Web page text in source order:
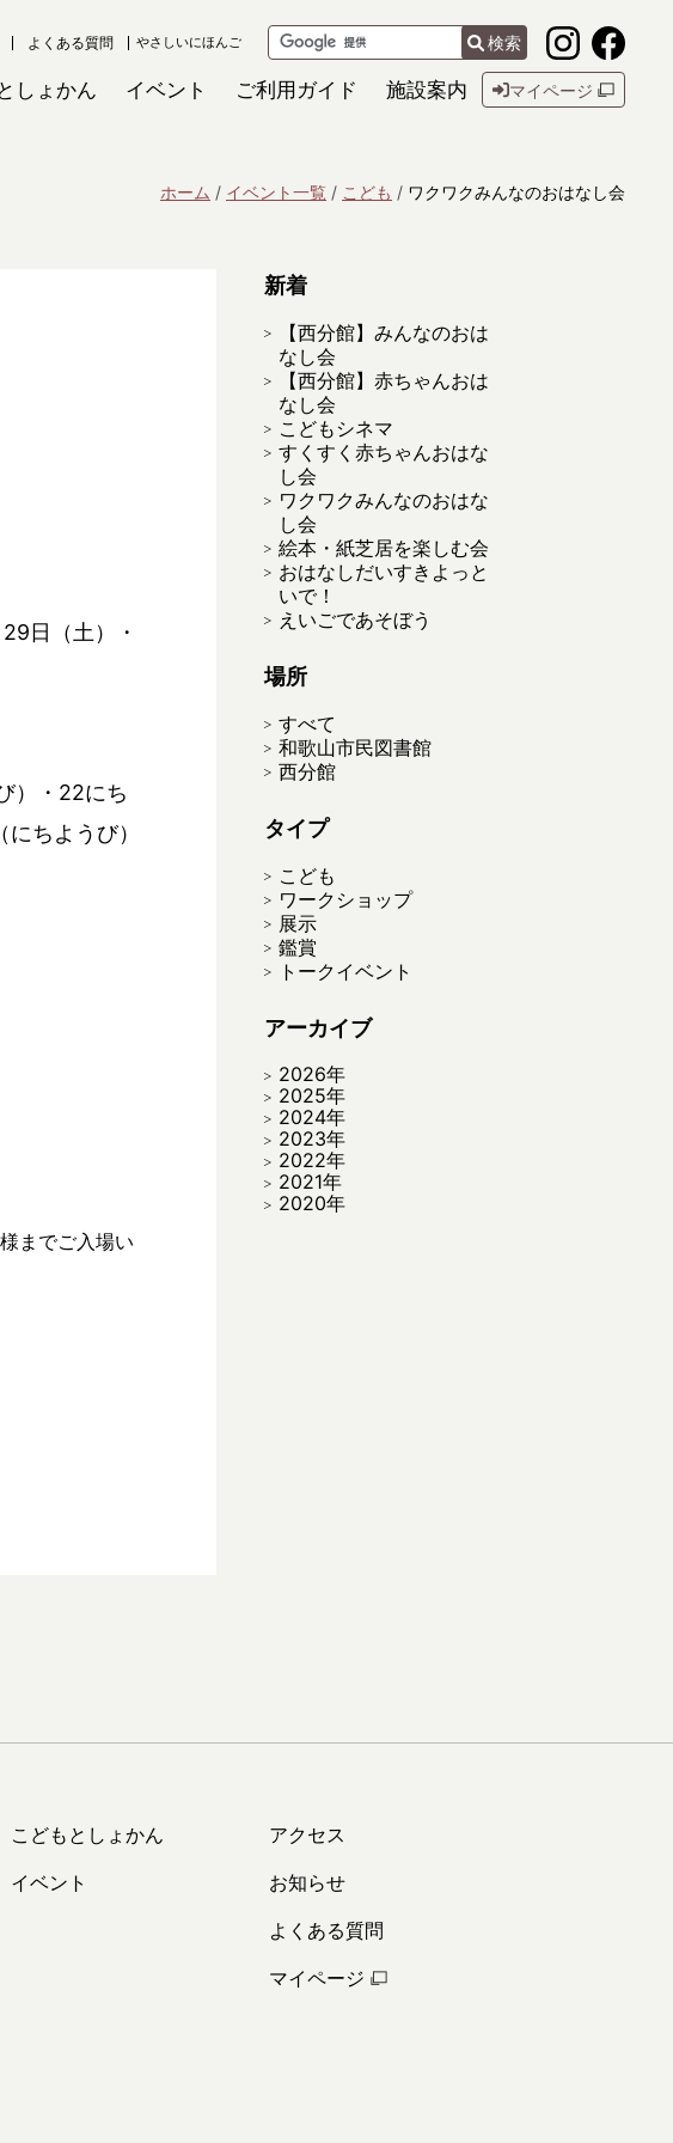
よくある質問 やさしいにほんご 検索
しょかん イベント ご利用ガイド 施設案内 マイページ
ホーム イベント一覧 こども ワクワクみんなのおはなし会
日（土）・
）・22にち
ちようび）
までご入場い
新着
【西分館】みんなのおは
なし会
【西分館】赤ちゃんおは
なし会
こどもシネマ
すくすく赤ちゃんおはな
し会
ワクワクみんなのおはな
し会
絵本・紙芝居を楽しむ会
おはなしだいすきよっと
いで！
えいごであそぼう
場所
すべて
和歌山市民図書館
西分館
タイプ
こども
ワークショップ
展示
鑑賞
トークイベント
アーカイブ
2026年
2025年
2024年
2023年
2022年
2021年
2020年
こどもとしょかん
イベント
アクセス
お知らせ
よくある質問
マイページ